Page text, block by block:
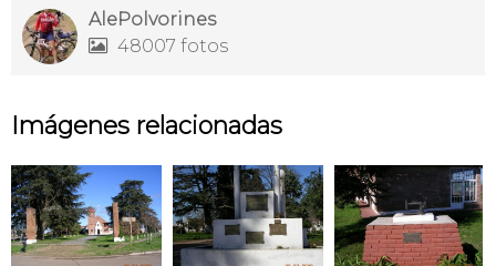
AlePolvorines
 48007 fotos
Imágenes relacionadas